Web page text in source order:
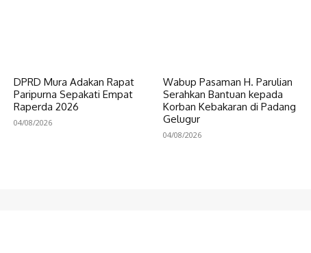
DPRD Mura Adakan Rapat
Paripurna Sepakati Empat
Raperda 2026
04/08/2026
Wabup Pasaman H. Parulian
Serahkan Bantuan kepada
Korban Kebakaran di Padang
Gelugur
04/08/2026